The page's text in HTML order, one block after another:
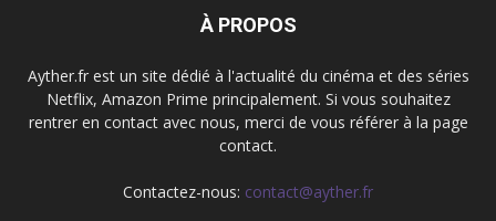
À PROPOS
Ayther.fr est un site dédié à l'actualité du cinéma et des séries
Netflix, Amazon Prime principalement. Si vous souhaitez
rentrer en contact avec nous, merci de vous référer à la page
contact.
Contactez-nous: contact@ayther.fr